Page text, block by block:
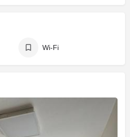
Wi-Fi